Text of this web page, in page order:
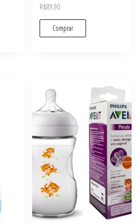
R$89,90
Comprar